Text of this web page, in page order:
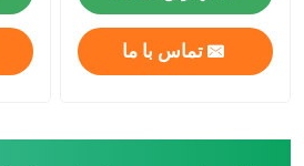
تماس با ما